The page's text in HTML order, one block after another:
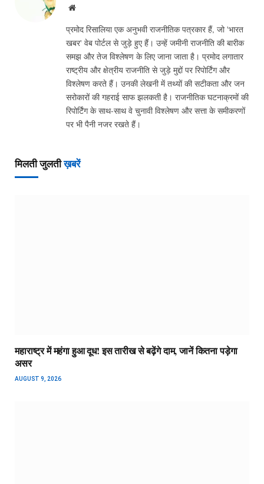
Website
प्रमोद रिसालिया एक अनुभवी राजनीतिक पत्रकार हैं, जो 'भारत
खबर' वेब पोर्टल से जुड़े हुए हैं। उन्हें जमीनी राजनीति की बारीक
समझ और तेज विश्लेषण के लिए जाना जाता है। प्रमोद लगातार
राष्ट्रीय और क्षेत्रीय राजनीति से जुड़े मुद्दों पर रिपोर्टिंग और
विश्लेषण करते हैं। उनकी लेखनी में तथ्यों की सटीकता और जन
सरोकारों की गहराई साफ झलकती है। राजनीतिक घटनाक्रमों की
रिपोर्टिंग के साथ-साथ वे चुनावी विश्लेषण और सत्ता के समीकरणों
पर भी पैनी नजर रखते हैं।
मिलती जुलतीख़बरें
महाराष्ट्र में महंगा हुआ दूध! इस तारीख से बढ़ेंगे दाम, जानें कितना पड़ेगा
असर
AUGUST 9, 2026